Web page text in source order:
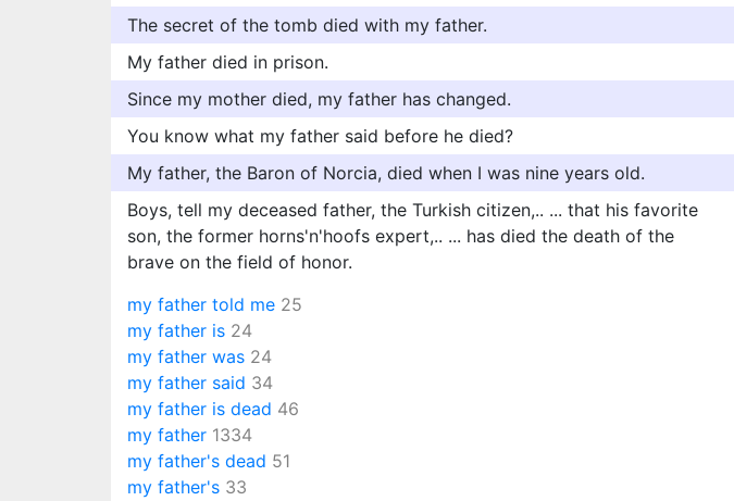
The secret of the tomb died with my father.
My father died in prison.
Since my mother died, my father has changed.
You know what my father said before he died?
My father, the Baron of Norcia, died when I was nine years old.
Boys, tell my deceased father, the Turkish citizen,.. ... that his favorite
son, the former horns'n'hoofs expert,.. ... has died the death of the
brave on the field of honor.
my father told me 25
my father is 24
my father was 24
my father said 34
my father is dead 46
my father 1334
my father's dead 51
my father's 33